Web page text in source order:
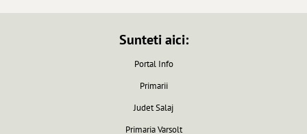
Sunteti aici:
Portal Info
Primarii
Judet Salaj
Primaria Varsolt